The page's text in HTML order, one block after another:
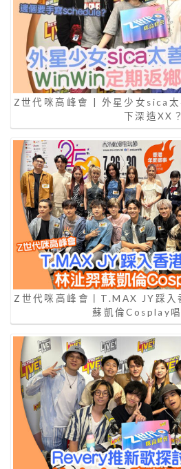
Z世代咪高峰會 | 外星少女sica
下深造XX？
Z世代咪高峰會丨T.MAX JY踩入
蘇凱倫Cosplay